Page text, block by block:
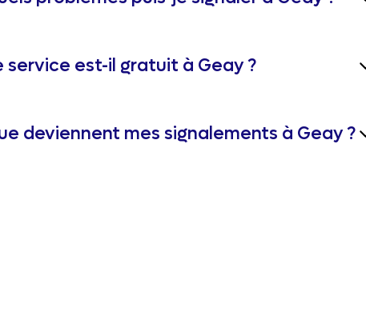
service est-il gratuit à Geay ?
deviennent mes signalements à Geay ?